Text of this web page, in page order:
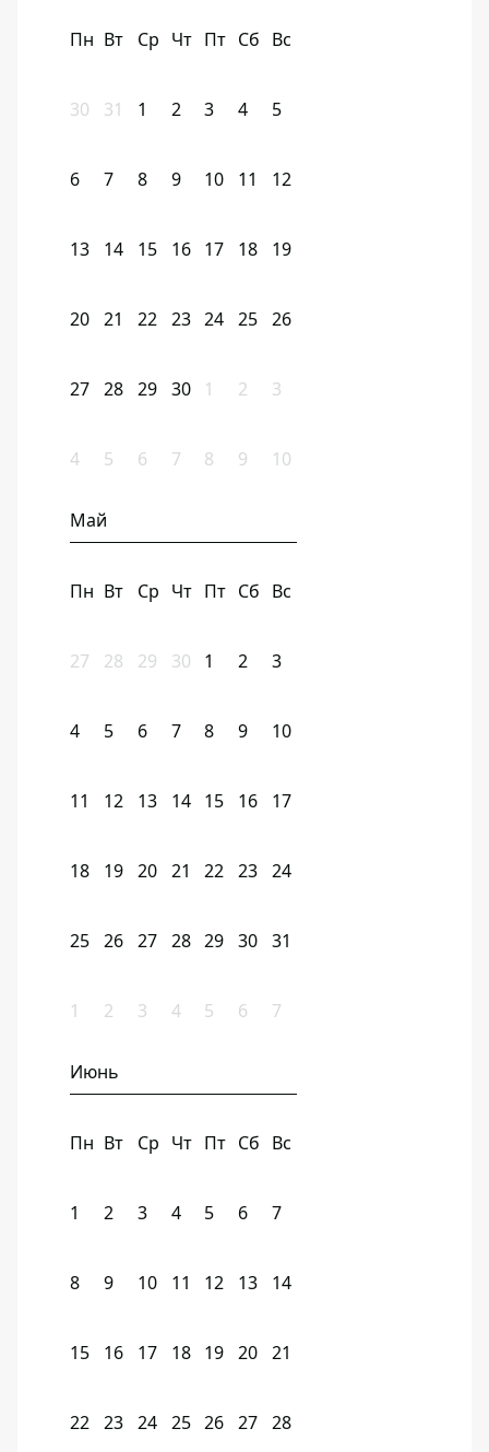
Пн Вт Ср Чт Пт Сб Вс
30 31 1 2 3 4 5
6 7 8 9 10 11 12
13 14 15 16 17 18 19
20 21 22 23 24 25 26
27 28 29 30 1 2 3
4 5 6 7 8 9 10
Май
Пн Вт Ср Чт Пт Сб Вс
27 28 29 30 1 2 3
4 5 6 7 8 9 10
11 12 13 14 15 16 17
18 19 20 21 22 23 24
25 26 27 28 29 30 31
1 2 3 4 5 6 7
Июнь
Пн Вт Ср Чт Пт Сб Вс
1 2 3 4 5 6 7
8 9 10 11 12 13 14
15 16 17 18 19 20 21
22 23 24 25 26 27 28